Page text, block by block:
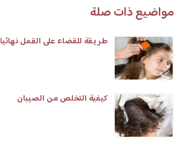
مواضيع ذات صلة
طريقة للقضاء على القمل نهائيا
كيفية التخلص من الصيبان